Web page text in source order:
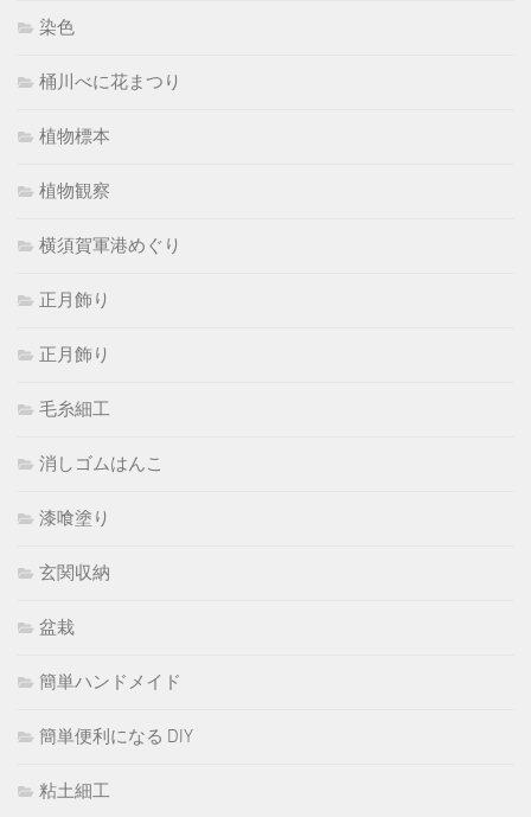
染色
桶川べに花まつり
植物標本
植物観察
横須賀軍港めぐり
正月飾り
正月飾り
毛糸細工
消しゴムはんこ
漆喰塗り
玄関収納
盆栽
簡単ハンドメイド
簡単便利になる DIY
粘土細工